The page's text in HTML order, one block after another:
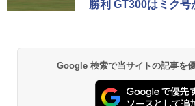
勝利 GT300はミク
Google 検索で当サイトの記事を